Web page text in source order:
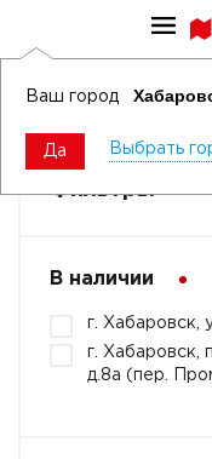
Ваш город
Да Выбрать
Освежители
Фильтры
В наличии
г. Хабаровск,
г. Хабаровск,
д.8а (пер.